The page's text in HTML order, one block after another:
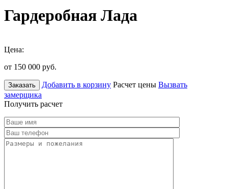
Гардеробная Лада
Цена:
от 150 000 руб.
Заказать Добавить в корзину Расчет цены Вызвать
замерщика
Получить расчет